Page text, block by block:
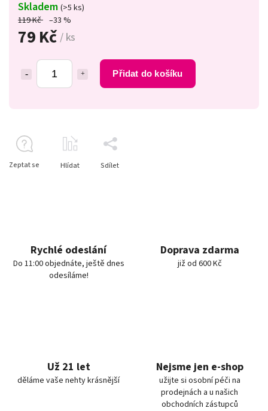
119 Kč –33 %
79 Kč/ ks
Přidat do košíku
Skladem (>5 ks)
Zeptat se Hlídat Sdílet
Rychlé odeslání
Do 11:00 objednáte, ještě dnes
odesíláme!
Doprava zdarma
již od 600 Kč
Už 21 let
děláme vaše nehty krásnější
Nejsme jen e-shop
užijte si osobní péči na
prodejnách a u našich
obchodních zástupců